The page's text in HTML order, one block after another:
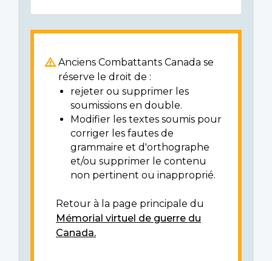
Anciens Combattants Canada se
réserve le droit de :
rejeter ou supprimer les
soumissions en double.
Modifier les textes soumis pour
corriger les fautes de
grammaire et d'orthographe
et/ou supprimer le contenu
non pertinent ou inapproprié.
Retour à la page principale du
Mémorial virtuel de guerre du
Canada.